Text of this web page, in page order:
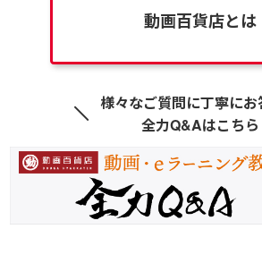
動画百貨店とは
様々なご質問に丁寧にお
全力Q&Aはこちら